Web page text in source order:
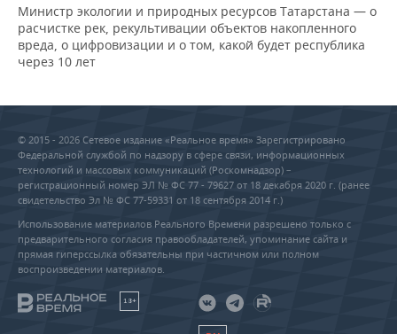
Министр экологии и природных ресурсов Татарстана — о
расчистке рек, рекультивации объектов накопленного
вреда, о цифровизации и о том, какой будет республика
через 10 лет
© 2015 - 2026 Сетевое издание «Реальное время» Зарегистрировано
Федеральной службой по надзору в сфере связи, информационных
технологий и массовых коммуникаций (Роскомнадзор) –
регистрационный номер ЭЛ № ФС 77 - 79627 от 18 декабря 2020 г. (ранее
свидетельство Эл № ФС 77-59331 от 18 сентября 2014 г.)
Использование материалов Реального Времени разрешено только с
предварительного согласия правообладателей, упоминание сайта и
прямая гиперссылка обязательны при частичном или полном
воспроизведении материалов.
18+